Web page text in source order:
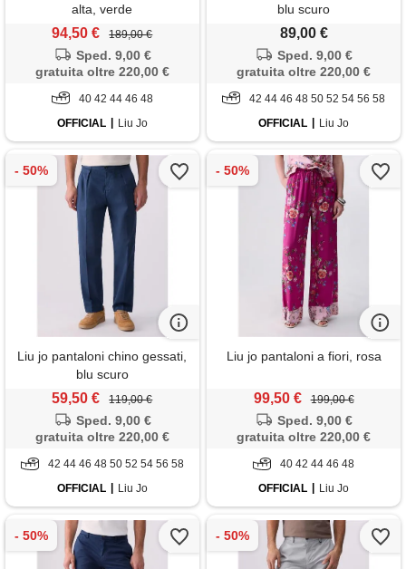
alta, verde
94,50 € 189,00 €
Sped. 9,00 €
gratuita oltre 220,00 €
40 42 44 46 48
OFFICIAL
Liu Jo
blu scuro
89,00 €
Sped. 9,00 €
gratuita oltre 220,00 €
42 44 46 48 50 52 54 56 58
OFFICIAL
Liu Jo
Liu jo pantaloni chino gessati,
blu scuro
59,50 € 119,00 €
Sped. 9,00 €
gratuita oltre 220,00 €
42 44 46 48 50 52 54 56 58
OFFICIAL
Liu Jo
Liu jo pantaloni a fiori, rosa
99,50 € 199,00 €
Sped. 9,00 €
gratuita oltre 220,00 €
40 42 44 46 48
OFFICIAL
Liu Jo